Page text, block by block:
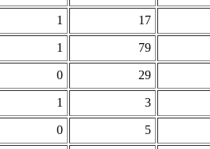
1 17
1 79
0 29
1 3
0 5